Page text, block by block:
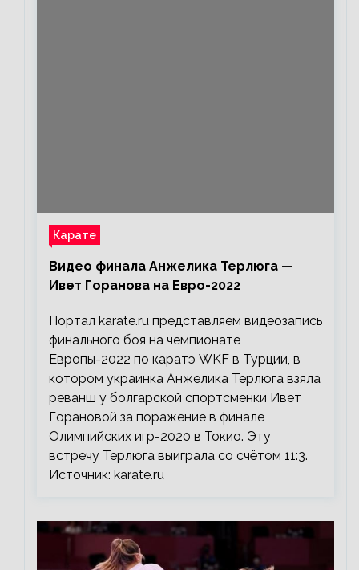
Карате
Видео финала Анжелика Терлюга —
Ивет Горанова на Евро-2022
Портал karate.ru представляем видеозапись
финального боя на чемпионате
Европы-2022 по каратэ WKF в Турции, в
котором украинка Анжелика Терлюга взяла
реванш у болгарской спортсменки Ивет
Горановой за поражение в финале
Олимпийских игр-2020 в Токио. Эту
встречу Терлюга выиграла со счётом 11:3.
Источник: karate.ru